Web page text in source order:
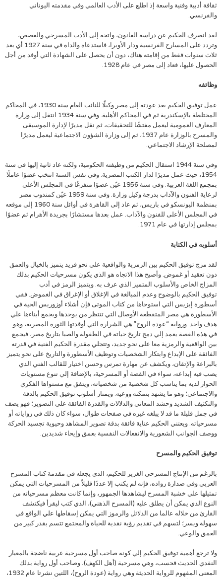
ثقافة أدبية وفنية واسعة إذ اطلع على الأدب العالمي وفي مقدمته اليوناني
والفرنسي.
لقد انصرف الحكيم عن دراسة القانون، واتجه إلى الأدب المسرحي والقصص،
وتردد على المسارح الفرنسية ودار الأوبرا، فاستدعاه والداه في سنة 1927 أي بعد
ثلاث سنوات فقط من إقامته هناك، دون أن يحصل على الشهادة التي أوفد من أجل
الحصول عليها، فعاد إلى مصر في عام 1928.
وظائفه
عمل توفيق الحكيم بعد عودته إلى مصر وكيلًا للنائب العام سنة 1930، في المحاكم
المختلطة بالإسكندرية ثم في المحاكم الأهلية. وفي سنة 1934 انتقل إلى وزارة
المعارف العمومية ليعمل مفتشًا للتحقيقات، ثم نقل مديرًا لإدارة الموسيقى
والمسرح بالوزارة عام 1937، ثم إلى وزارة الشؤون الاجتماعية ليعمل مديرًا
لمصلحة الإرشاد الاجتماعي.
وفي سنة 1944 استقال الحكيم من وظيفته الحكومية، ولكنه عاد ثانية إليها في سنة
1954، حيث عمل مديرًا لدار الكتب المصرية. وفي نفس السنة انتخب عضوًا عاملًا
بمجمع اللغة العربية. وفي سنة 1956 عيّن عضوًا متفرغًا في المجلس الأعلى
لرعاية الفنون والآداب بدرجة وكيل وزارة. وفي سنة 1959 عيّن كمندوب مصر
بمنظمة اليونسكو في باريس، ثم عاد إلى القاهرة في أوائل سنة 1960 إلى موقعه
في المجلس الأعلى للفنون والآداب. عمل بعدها مستشارًا بجريدة الأهرام ثم عضوًا
بمجلس إدارتها في عام 1971.
أسلوبه في الكتابة
لقد مزج توفيق الحكيم بين الرمزية والواقعية علي نحو فريد يتميز بالخيال والعمق
دون تعقيد أو غموض. وأصبح هذا الاتجاه هو الذي يكون مسرحيات الحكيم بذلك
المزاج الخاص والأسلوب المتميز الذي عرف به. ويتميز الرمز في أدب
توفيق الحكيم بالوضوح وعدم المبالغة في الإغلاق أو الإغراق في الغموض. ففي
أسطورة إيزيس التي استوحاها من كتاب الموتى فإن أشلاء أوزوريس الحية في
الأسطورة هي مصر المتقطعة الأوصال التي تنتظر من يوحدها ويجمع أبناءها علي
هدف واحد. ورواية “عودة الروح” هي الشرارة التي أوقدتها الثورة المصرية، وهو
في هذه القصة يعمد إلي دمج تاريخ حياته في الطفولة والصبا بتاريخ مصر، فيجمع
بين الواقعية والرمزية معا على نحو جديد، وتتجلي مقدرة الحكيم الفنية في قدرته
الفائقة على الإبداع وابتكار الشخصيات وتوظيف الأسطورة والتاريخ على نحو يتميز
بالبراعة والإتقان، ويكشف عن مهارة تمرس وحسن اختيار للقالب الفني الذي
يصب فيه إبداعه، سواء في القصة أو المسرحية، بالإضافة إلي تنوع مستويات
الحوار لديه بما يناسب كل شخصية من شخصياته، ويتفق مع مستواها الفكري
والاجتماعي؛ وهو ما يشهد بتمكنه ووعيه. ويمتاز أسلوب توفيق الحكيم بالدقة
والتكثيف الشديد وحشد المعاني والدلالات والقدرة الفائقة علي التصوير؛ فهو يصف
في جمل قليلة ما قد لا يبلغه غيره في صفحات طوال، سواء كان ذلك في رواياته أو
مسرحياته. ويعتني الحكيم عناية فائقة بدقة تصوير المشاهد وحيوية تجسيد الحركة
ووصف الجوانب الشعورية والانفعالات النفسية بعمق وإيحاء شديدين.
توفيق الحكيم والمسرح
بالرغم من الإنتاج المسرحي الغزير للحكيم، الذي يجعله في مقدمة كتاب المسرح
العربي وفي صدارة رواده، فإنه لم يكتب إلا عددًا قليلاً من المسرحيات التي يمكن
تمثيلها علي خشبة المسرح ليشاهدها الجمهور، وإنما كانت معظم مسرحياته من
النوع الذي يمكن أن يطلق عليه (المسرح الذهني)، الذي كتب ليقرأ فيكتشف
القارئ من خلاله عالما من الدلائل والرموز التي يمكن إسقاطها علي الواقع في
سهولة ويسر؛ لتسهم في تقديم رؤية نقدية للحياة والمجتمع تتسم بقدر كبير من
العمق والوعي.
ولا ترجع أهمية توفيق الحكيم إلي كونه صاحب أول مسرحية عربية ناضجة بالمعيار
النقدي الحديث فحسب، وهي مسرحية (أهل الكهف)، وصاحب أول رواية بذلك
المعنى المفهوم للرواية الحديثة وهي رواية (عودة الروح)، اللتين نشرتا عام 1932،